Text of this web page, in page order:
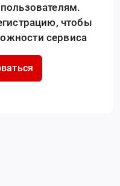
чтобы
сервиса